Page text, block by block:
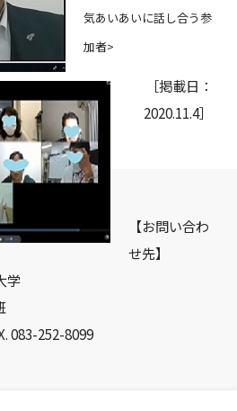
気あいあいに話し合う参
加者>
［掲載日：
2020.11.4］
【お問い合わ
せ先】
学
083-252-8099